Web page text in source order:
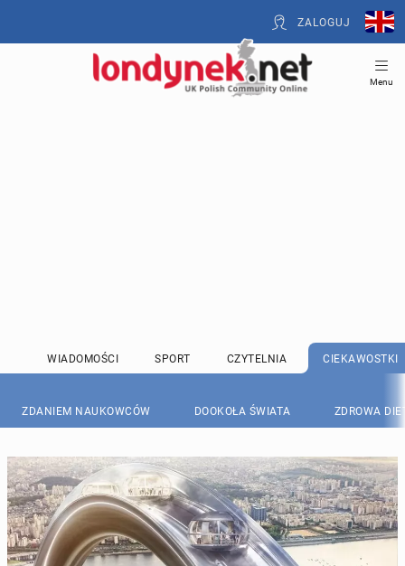
ZALOGUJ
Menu
WIADOMOŚCI SPORT CZYTELNIA CIEKAWOSTKI
ZDANIEM NAUKOWCÓW DOOKOŁA ŚWIATA ZDROWA